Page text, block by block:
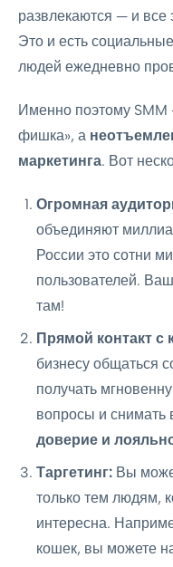
развлекаются — и все
Это и есть
людей ежедневно
Именно поэтому SMM
фишка», а
маркетинга. Вот
Огромная
объединяют
России это сотни
пользователей.
там!
Прямой контакт с
бизнесу общаться
получать
вопросы и снимать
доверие и
Таргетинг: Вы
только тем людям,
интересна.
кошек, вы можете